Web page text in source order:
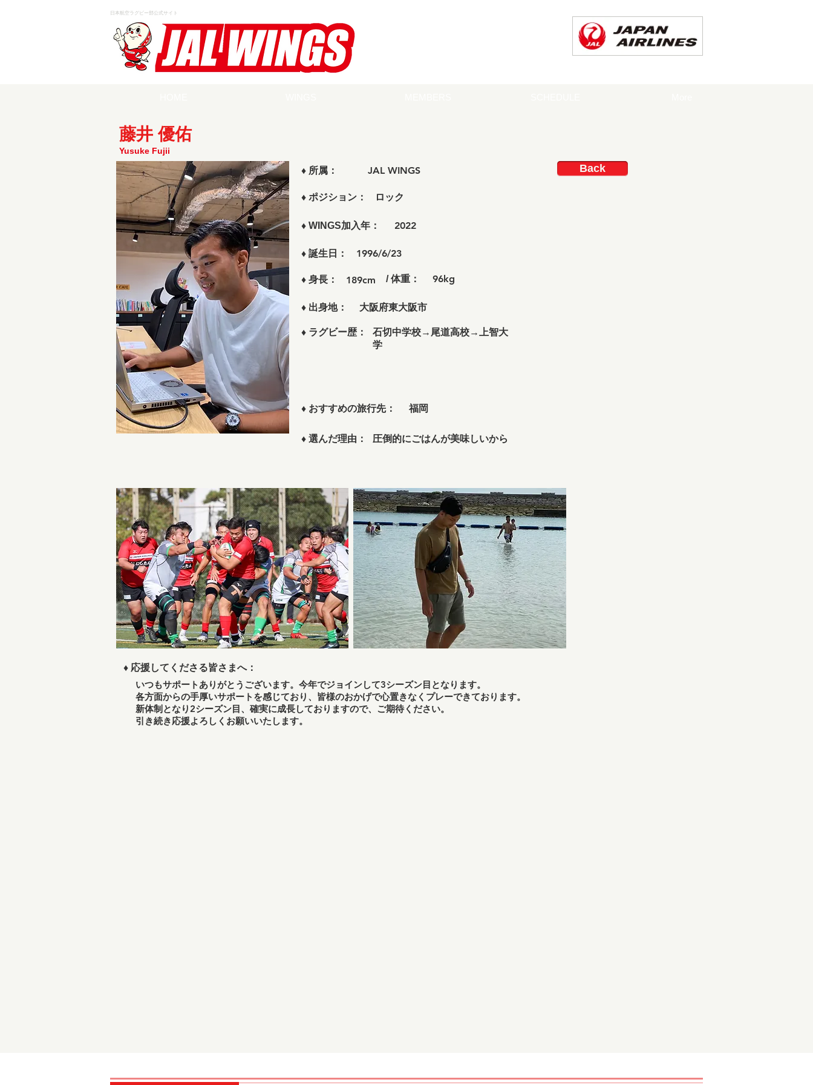
日本航空ラグビー部公式サイト
藤井 優佑
Yusuke Fujii
♦ 所属： JAL WINGS Back
♦ ポジション： ロック
♦ WINGS加入年： 2022
♦ 誕生日： 1996/6/23
♦ 身長： 189cm / 体重： 96kg
♦ 出身地： 大阪府東大阪市
♦ ラグビー歴：
石切中学校→尾道高校→上智大
学
♦ おすすめの旅行先： 福岡
圧倒的にごはんが美味しいから
♦ 選んだ理由：
♦ 応援してくださる皆さまへ：
いつもサポートありがとうございます。今年でジョインして3シーズン目となります。
各方面からの手厚いサポートを感じており、皆様のおかげで心置きなくプレーできております。
新体制となり2シーズン目、確実に成長しておりますので、ご期待ください。
引き続き応援よろしくお願いいたします。